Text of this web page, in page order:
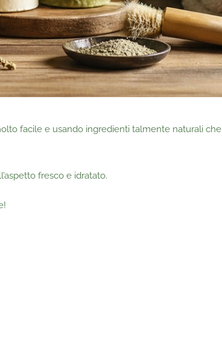
facile e usando ingredienti talmente naturali che
fresco e idratato.